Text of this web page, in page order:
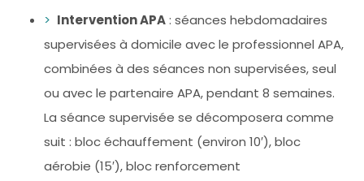
Intervention APA: séances hebdomadaires
supervisées à domicile avec le professionnel APA,
combinées à des séances non supervisées, seul
ou avec le partenaire APA, pendant 8 semaines.
La séance supervisée se décomposera comme
suit : bloc échauffement (environ 10′), bloc
aérobie (15′), bloc renforcement